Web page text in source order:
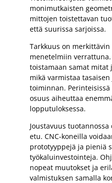
monimutkaisten
mittojen toistettavan
että suurissa sarjoissa.
Tarkkuus on
menetelmiin verrattuna.
toistamaan samat mitat
mikä varmistaa
toiminnan.
osuus aiheuttaa
lopputuloksessa.
Joustavuus
etu. CNC-koneilla
prototyyppejä ja pieniä
työkaluinvestointeja.
nopeat muutokset ja
valmistuksen samalla